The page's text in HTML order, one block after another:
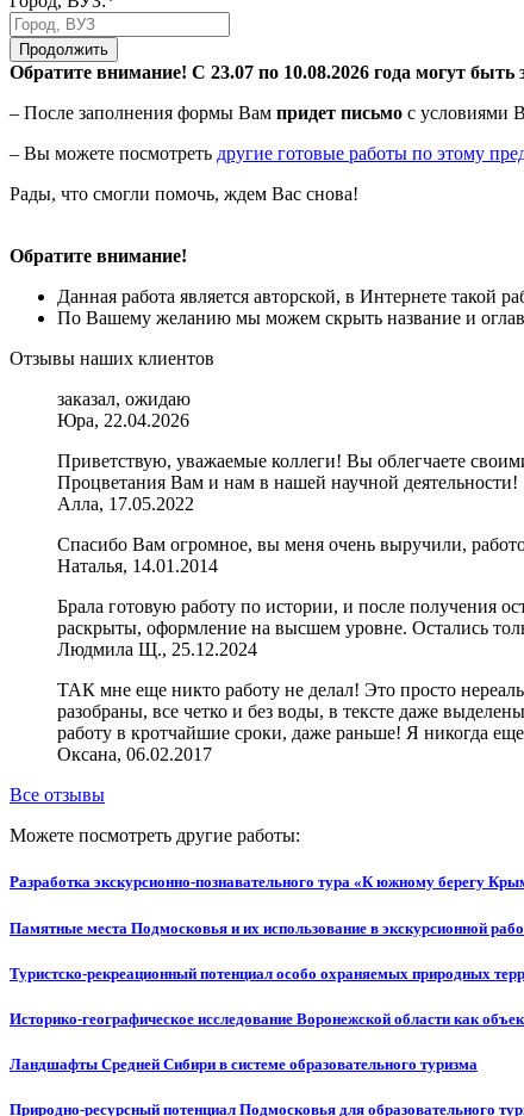
Продолжить
Обратите внимание! С 23.07 по 10.08.2026 года могут
– После заполнения формы Вам придет письмо с условиями
– Вы можете посмотреть другие готовые работы по этому
Рады, что смогли помочь, ждем Вас снова!
Обратите внимание!
Данная работа является авторской, в Интернете такой
По Вашему желанию мы можем скрыть название и
Отзывы наших клиентов
заказал, ожидаю
Юра, 22.04.2026
Приветствую, уважаемые коллеги! Вы облегчаете
Процветания Вам и нам в нашей научной деятельности!
Алла, 17.05.2022
Спасибо Вам огромное, вы меня очень выручили,
Наталья, 14.01.2014
Брала готовую работу по истории, и после получения
раскрыты, оформление на высшем уровне. Остались
Людмила Щ., 25.12.2024
ТАК мне еще никто работу не делал! Это просто
разобраны, все четко и без воды, в тексте даже
работу в кротчайшие сроки, даже раньше! Я никогда
Оксана, 06.02.2017
Все отзывы
Можете посмотреть другие работы:
Разработка экскурсионно-познавательного тура «К южному берегу
Памятные места Подмосковья и их использование в экскурсионной
Туристско-рекреационный потенциал особо охраняемых природных
Историко-географическое исследование Воронежской области как
Ландшафты Средней Сибири в системе образовательного туризма
Природно-ресурсный потенциал Подмосковья для образовательного